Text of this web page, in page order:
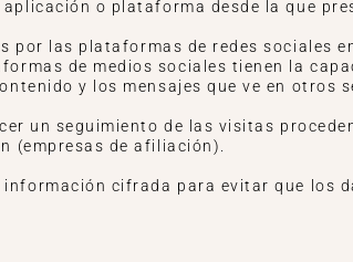
o plataforma desde la que
por las plataformas de redes sociales
de medios sociales tienen la
y los mensajes que ve en otros
un seguimiento de las visitas
(empresas de afiliación).
información cifrada para evitar que los